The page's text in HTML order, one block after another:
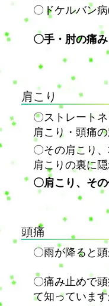
〇ドケルバン
〇手・肘の痛
肩こり
〇ストレート
肩こり・頭痛
〇その肩こり
肩こりの裏に
〇肩こり、そ
頭痛
〇雨が降ると
〇痛み止めで
て知っていま